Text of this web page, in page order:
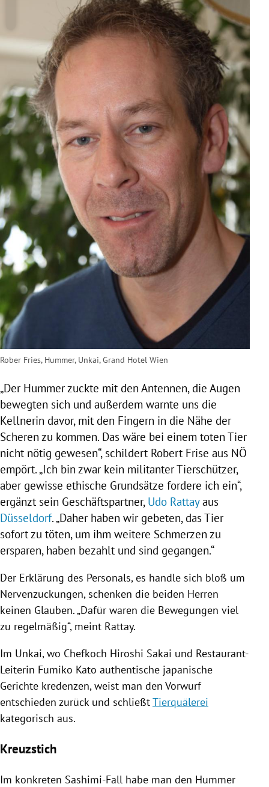
Rober Fries, Hummer, Unkai, Grand Hotel Wien
„Der Hummerzuckte mit den Antennen, die Augen
bewegten sich und außerdem warnte uns die
Kellnerin davor, mit den Fingern in die Nähe der
Scheren zu kommen. Das wäre bei einem toten Tier
nicht nötig gewesen“, schildert Robert Frise aus NÖ
empört. „Ich bin zwar kein militanter Tierschützer,
aber gewisse ethische Grundsätze fordere ich ein“,
ergänzt sein Geschäftspartner, Udo Rattayaus
Düsseldorf. „Daher haben wir gebeten, das Tier
sofort zu töten, um ihm weitere Schmerzen zu
ersparen, haben bezahlt und sind gegangen.“
Der Erklärung des Personals, es handle sich bloß um
Nervenzuckungen, schenken die beiden Herren
keinen Glauben. „Dafür waren die Bewegungen viel
zu regelmäßig“, meint Rattay.
Im Unkai, wo Chefkoch Hiroshi Sakai und Restaurant-
Leiterin Fumiko Kato authentische japanische
Gerichte kredenzen, weist man den Vorwurf
entschieden zurück und schließtTierquälerei
kategorisch aus.
Kreuzstich
Im konkreten Sashimi-Fall habe man den Hummer